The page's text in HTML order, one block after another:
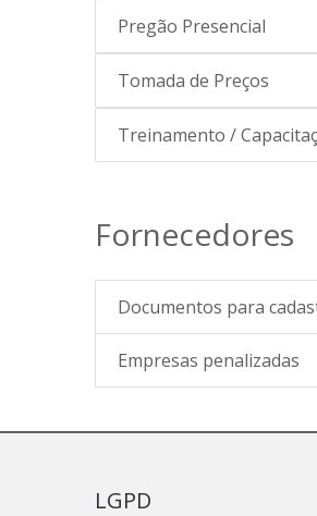
Pregão Presencial
Tomada de Preços
Treinamento /
Fornecedores
Documentos para
Empresas penalizadas
LGPD